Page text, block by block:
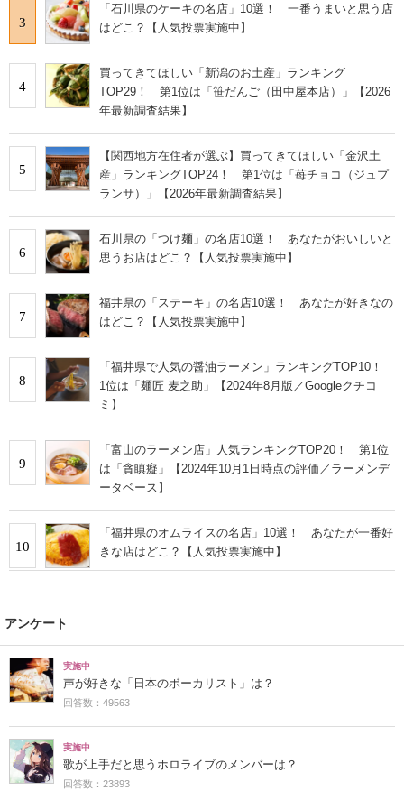
3
「石川県のケーキの名店」10選！ 一番うまいと思う店
はどこ？【人気投票実施中】
4
買ってきてほしい「新潟のお土産」ランキング
TOP29！ 第1位は「笹だんご（田中屋本店）」【2026
年最新調査結果】
5
【関西地方在住者が選ぶ】買ってきてほしい「金沢土
産」ランキングTOP24！ 第1位は「苺チョコ（ジュプ
ランサ）」【2026年最新調査結果】
6
石川県の「つけ麺」の名店10選！ あなたがおいしいと
思うお店はどこ？【人気投票実施中】
7
福井県の「ステーキ」の名店10選！ あなたが好きなの
はどこ？【人気投票実施中】
8
「福井県で人気の醤油ラーメン」ランキングTOP10！
1位は「麺匠 麦之助」【2024年8月版／Googleクチコ
ミ】
9
「富山のラーメン店」人気ランキングTOP20！ 第1位
は「貪瞋癡」【2024年10月1日時点の評価／ラーメンデ
ータベース】
10
「福井県のオムライスの名店」10選！ あなたが一番好
きな店はどこ？【人気投票実施中】
アンケート
実施中
声が好きな「日本のボーカリスト」は？
回答数：49563
実施中
歌が上手だと思うホロライブのメンバーは？
回答数：23893